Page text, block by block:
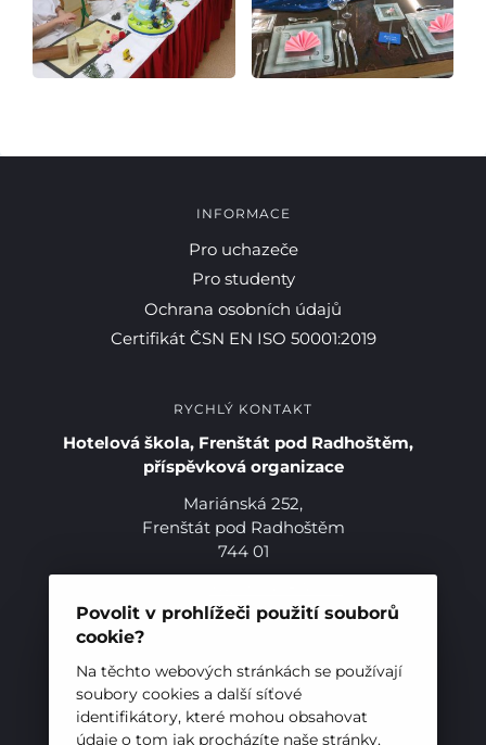
Povolit v prohlížeči použití souborů
cookie?
Na těchto webových stránkách se používají
soubory cookies a další síťové
identifikátory, které mohou obsahovat
údaje o tom jak procházíte naše stránky,
Pro studenty
Pro uchazeče
INFORMACE
Pro uchazeče
Pro studenty
Ochrana osobních údajů
Certifikát ČSN EN ISO 50001:2019
RYCHLÝ KONTAKT
Hotelová škola, Frenštát pod Radhoštěm,
příspěvková organizace
Mariánská 252,
Frenštát pod Radhoštěm
744 01
E-mail:sekretariat@hotelovkafren.cz
Datová schránka: bc5jrez
IČ: 00576441
ZŘIZOVATEL